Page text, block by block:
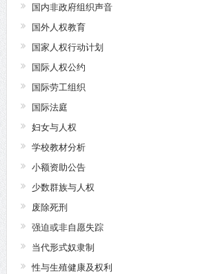
国内非政府组织声音
国外人权教育
国家人权行动计划
国际人权公约
国际劳工组织
国际法庭
妇女与人权
学校教材分析
小额资助公告
少数群族与人权
废除死刑
强迫或非自愿失踪
当代形式奴隶制
性与生殖健康及权利